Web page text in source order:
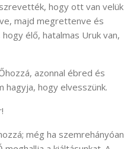
hogy ott van velük
majd megrettenve és
élő, hatalmas Uruk van,
azonnal ébred és
hagyja, hogy elvesszünk.
még ha szemrehányóan